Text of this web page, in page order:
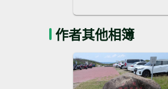
作者其他相簿